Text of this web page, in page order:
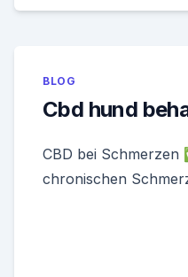
BLOG
Cbd hund
CBD bei Schmerzen
chronischen